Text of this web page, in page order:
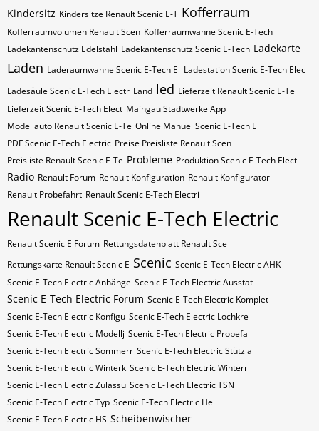
Kindersitz Kindersitze Renault Scenic E-T Kofferraum
Kofferraumvolumen Renault Scen Kofferraumwanne Scenic E-Tech
Ladekantenschutz Edelstahl Ladekantenschutz Scenic E-Tech Ladekarte
Laden Laderaumwanne Scenic E-Tech El Ladestation Scenic E-Tech Elec
Ladesäule Scenic E-Tech Electr Land led Lieferzeit Renault Scenic E-Te
Lieferzeit Scenic E-Tech Elect Maingau Stadtwerke App
Modellauto Renault Scenic E-Te Online Manuel Scenic E-Tech El
PDF Scenic E-Tech Electric Preise Preisliste Renault Scen
Preisliste Renault Scenic E-Te Probleme Produktion Scenic E-Tech Elect
Radio Renault Forum Renault Konfiguration Renault Konfigurator
Renault Probefahrt Renault Scenic E-Tech Electri
Renault Scenic E-Tech Electric
Renault Scenic E Forum Rettungsdatenblatt Renault Sce
Rettungskarte Renault Scenic E Scenic Scenic E-Tech Electric AHK
Scenic E-Tech Electric Anhänge Scenic E-Tech Electric Ausstat
Scenic E-Tech Electric Forum Scenic E-Tech Electric Komplet
Scenic E-Tech Electric Konfigu Scenic E-Tech Electric Lochkre
Scenic E-Tech Electric Modellj Scenic E-Tech Electric Probefa
Scenic E-Tech Electric Sommerr Scenic E-Tech Electric Stützla
Scenic E-Tech Electric Winterk Scenic E-Tech Electric Winterr
Scenic E-Tech Electric Zulassu Scenic E-Tech Electric​​​​ TSN
Scenic E-Tech Electric​​​​ Typ Scenic E-Tech Electric​​​​​ He
Scenic E-Tech Electric​​​​​ HS Scheibenwischer